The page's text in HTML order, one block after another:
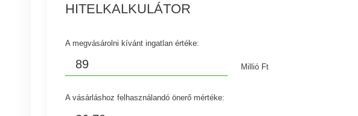
HITELKALKULÁTOR
A megvásárolni kívánt ingatlan értéke:
Millió Ft
A vásárláshoz felhasználandó önerő mértéke: